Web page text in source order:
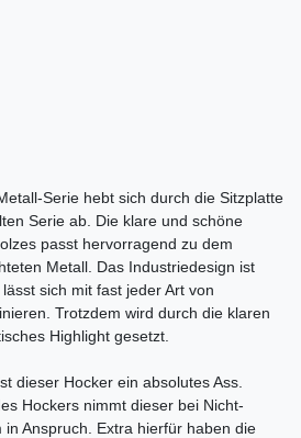
Serie hebt sich durch die Sitzplatte
Serie ab. Die klare und schöne
passt hervorragend zu dem
Metall. Das Industriedesign ist
sich mit fast jeder Art von
Trotzdem wird durch die klaren
Highlight gesetzt.
dieser Hocker ein absolutes Ass.
Hockers nimmt dieser bei Nicht-
Anspruch. Extra hierfür haben die